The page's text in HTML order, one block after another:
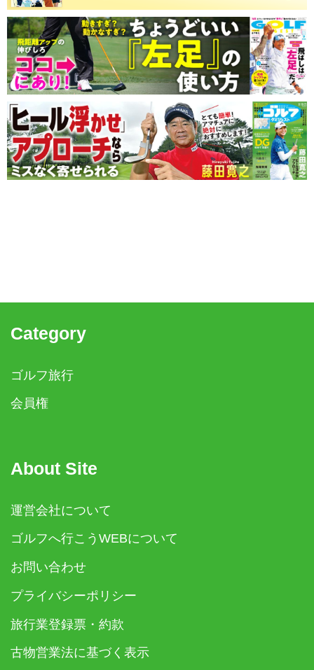
Category
ゴルフ旅行
会員権
About Site
運営会社について
ゴルフへ行こうWEBについて
お問い合わせ
プライバシーポリシー
旅行業登録票・約款
古物営業法に基づく表示